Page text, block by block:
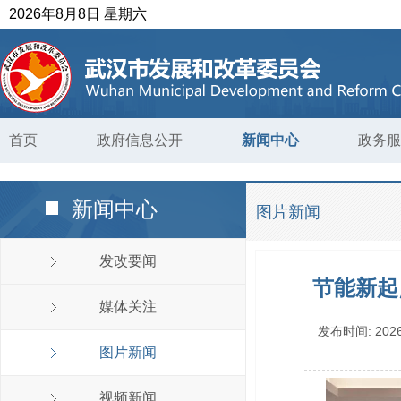
2026年8月8日 星期六
首页 政府信息公开 新闻中心 政务
新闻中心
发改要闻
媒体关注
图片新闻
视频新闻
图片新闻
节能新
发布时间: